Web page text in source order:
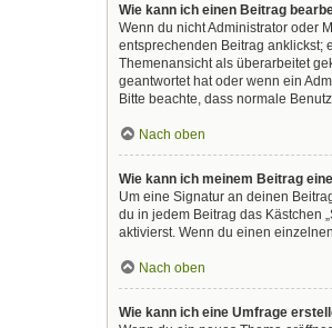
Wie kann ich einen Beitrag
Wenn du nicht Administrator oder
entsprechenden Beitrag anklickst;
Themenansicht als überarbeitet
geantwortet hat oder wenn ein
Bitte beachte, dass normale
Nach oben
Wie kann ich meinem Beitrag
Um eine Signatur an deinen
du in jedem Beitrag das Kästchen
aktivierst. Wenn du einen
Nach oben
Wie kann ich eine Umfrage